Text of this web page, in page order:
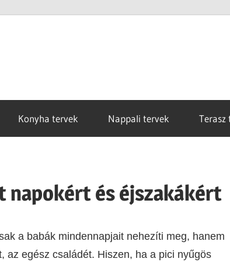
Konyha tervek Nappali tervek Terasz
napokért és éjszakákért
a babák mindennapjait nehezíti meg, hanem
az egész családét. Hiszen, ha a pici nyűgös